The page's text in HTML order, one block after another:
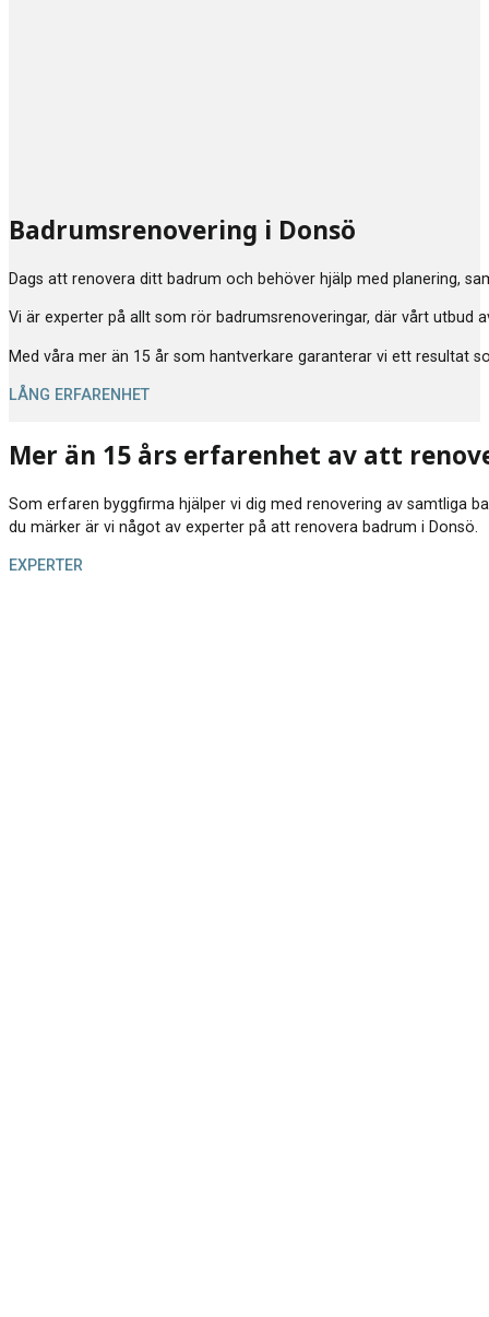
Badrumsrenovering i Donsö
Dags att renovera ditt badrum och behöver hjälp med planering,
Vi är experter på allt som rör badrumsrenoveringar, där vårt
Med våra mer än 15 år som hantverkare garanterar vi ett resultat
LÅNG ERFARENHET
Mer än 15 års erfarenhet av att
Som erfaren byggfirma hjälper vi dig med renovering av samtliga
du märker är vi något av experter på att renovera badrum i Donsö.
EXPERTER